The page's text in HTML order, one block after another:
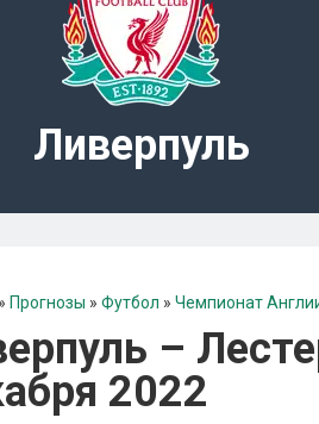
Ливерпуль
» Прогнозы » Футбол » Чемпионат
–
2022